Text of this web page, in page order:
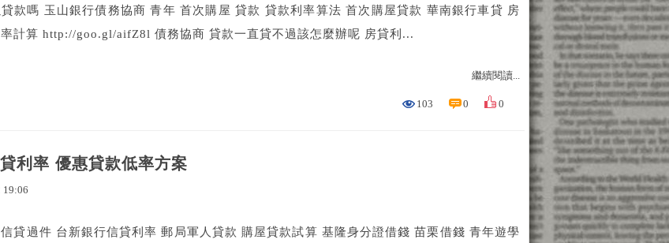
款嗎 玉山銀行債務協商 青年 首次購屋 貸款 貸款利率算法 首次購屋貸款 華南銀行車貸 房
率計算 http://goo.gl/aifZ8l 債務協商 貸款一直貸不過該怎麼辦呢 房貸利...
繼續閱讀...
103 0 0
利率 優惠貸款低率方案
19:06
貸過件 台新銀行信貸利率 郵局軍人貸款 購屋貸款試算 基隆身分證借錢 苗栗借錢 青年遊學